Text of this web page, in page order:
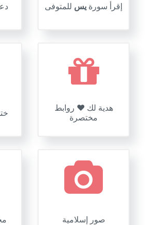
إقرأ سورة يس للمتوفى
هدية لك ❤️ روابط
مختصرة
صور إسلامية